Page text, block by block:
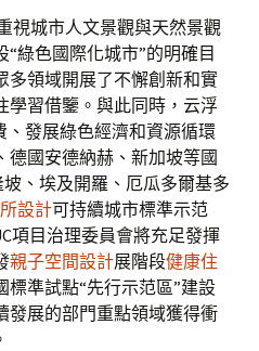
視城市人文景觀與天然景觀
“綠色國際化城市”的明確目
多領域開展了不懈創新和實
學習借鑒。與此同時，云浮
、發展綠色經濟和資源循環
德國安德納赫、新加坡等國
、埃及開羅、厄瓜多爾基多
設計可持續城市標準示范
項目治理委員會將充足發揮
親子空間設計展階段健康住
準試點“先行示范區”建設
發展的部門重點領域獲得衝